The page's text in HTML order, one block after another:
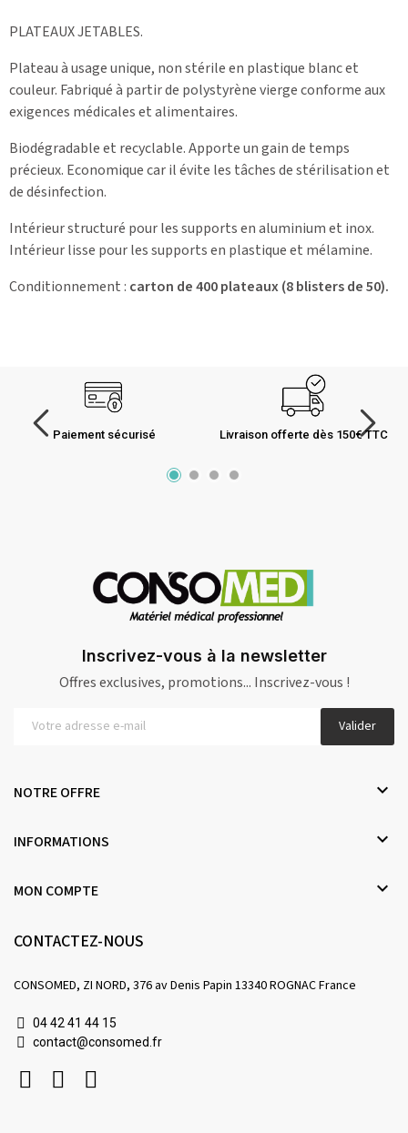
PLATEAUX JETABLES.
Plateau à usage unique, non stérile en plastique blanc et
couleur. Fabriqué à partir de polystyrène vierge conforme aux
exigences médicales et alimentaires.
Biodégradable et recyclable. Apporte un gain de temps
précieux. Economique car il évite les tâches de stérilisation et
de désinfection.
Intérieur structuré pour les supports en aluminium et inox.
Intérieur lisse pour les supports en plastique et mélamine.
Conditionnement : carton de 400 plateaux (8 blisters de 50).
Paiement sécurisé Livraison offerte dès 150€ TTC
Inscrivez-vous à la newsletter
Offres exclusives, promotions... Inscrivez-vous !
Valider
NOTRE OFFRE 
INFORMATIONS 
MON COMPTE 
CONTACTEZ-NOUS
CONSOMED, ZI NORD, 376 av Denis Papin 13340 ROGNAC France
04 42 41 44 15
contact@consomed.fr